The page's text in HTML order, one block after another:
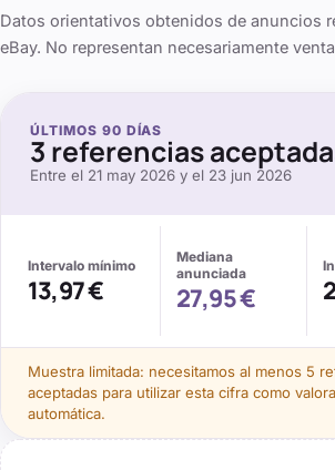
Datos orientativos obtenidos de anuncios
eBay. No representan necesariamente
ÚLTIMOS 90 DÍAS
3 referencias
Entre el 21 may 2026 y el 23 jun 2026
Intervalo mínimo
13,97 €
Mediana
anunciada
27,95 €
Muestra limitada: necesitamos al menos 5
aceptadas para utilizar esta cifra como
automática.